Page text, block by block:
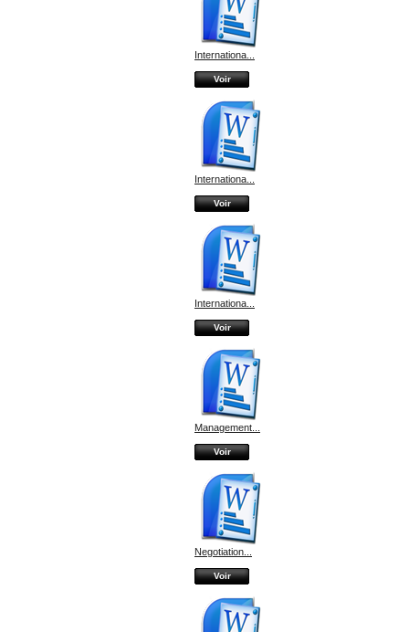
Internationa...
Voir
Internationa...
Voir
Internationa...
Voir
Management...
Voir
Negotiation...
Voir